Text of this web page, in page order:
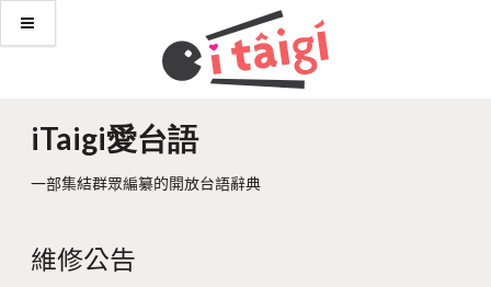
iTaigi愛台語
一部集結群眾編纂的開放台語辭典
維修公告